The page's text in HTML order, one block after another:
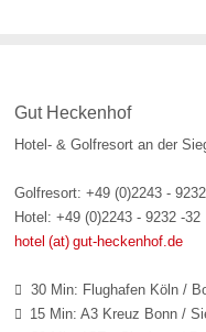
Gut Heckenhof
Hotel- & Golfresort an der
Golfresort: +49 (0)2243 -
Hotel: +49 (0)2243 - 9232 -32
hotel (at) gut-heckenhof.de
 30 Min: Flughafen Köln /
 15 Min: A3 Kreuz Bonn /